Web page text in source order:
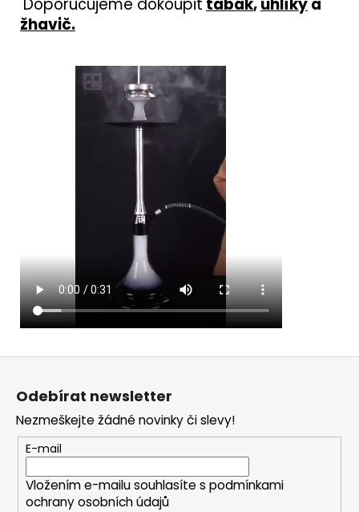
Doporučujeme dokoupit tabák,uhlíkya
žhavič.
Odebírat newsletter
Nezmeškejte žádné novinky či slevy!
E-mail
Vložením e-mailu souhlasíte s podmínkami
ochrany osobních údajů